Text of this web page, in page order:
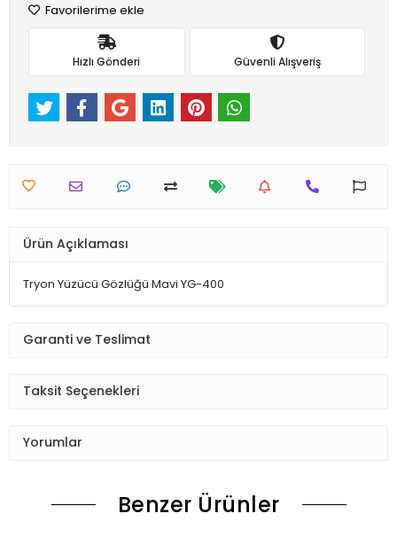
Favorilerime ekle
Hızlı Gönderi Güvenli Alışveriş
Ürün Açıklaması
Tryon Yüzücü Gözlüğü Mavi YG-400
Garanti ve Teslimat
Taksit Seçenekleri
Yorumlar
Benzer Ürünler